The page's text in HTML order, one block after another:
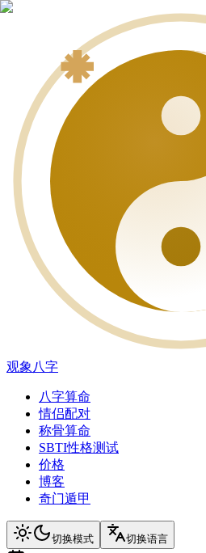
观象八字
八字算命
情侣配对
称骨算命
SBTI性格测试
价格
博客
奇门遁甲
切换模式 切换语言